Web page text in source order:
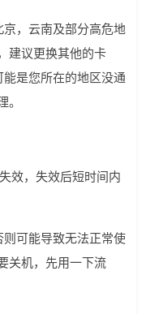
，云南及部分高危地
建议更换其他的卡
是您所在的地区没通
效，失效后短时间内
可能导致无法正常使
关机，先用一下流